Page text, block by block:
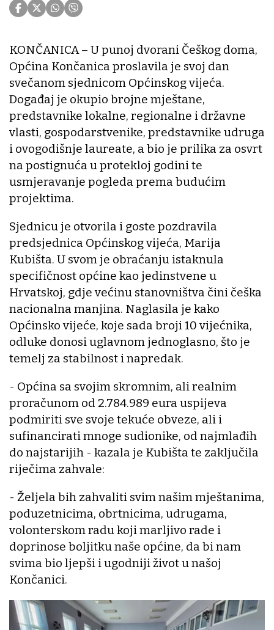
KONČANICA – U punoj dvorani Češkog doma,
Općina Končanica proslavila je svoj dan
svečanom sjednicom Općinskog vijeća.
Događaj je okupio brojne mještane,
predstavnike lokalne, regionalne i državne
vlasti, gospodarstvenike, predstavnike udruga
i ovogodišnje laureate, a bio je prilika za osvrt
na postignuća u protekloj godini te
usmjeravanje pogleda prema budućim
projektima.
Sjednicu je otvorila i goste pozdravila
predsjednica Općinskog vijeća, Marija
Kubišta. U svom je obraćanju istaknula
specifičnost općine kao jedinstvene u
Hrvatskoj, gdje većinu stanovništva čini češka
nacionalna manjina. Naglasila je kako
Općinsko vijeće, koje sada broji 10 vijećnika,
odluke donosi uglavnom jednoglasno, što je
temelj za stabilnost i napredak.
- Općina sa svojim skromnim, ali realnim
proračunom od 2.784.989 eura uspijeva
podmiriti sve svoje tekuće obveze, ali i
sufinancirati mnoge sudionike, od najmlađih
do najstarijih - kazala je Kubišta te zaključila
riječima zahvale:
- Željela bih zahvaliti svim našim mještanima,
poduzetnicima, obrtnicima, udrugama,
volonterskom radu koji marljivo rade i
doprinose boljitku naše općine, da bi nam
svima bio ljepši i ugodniji život u našoj
Končanici.